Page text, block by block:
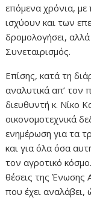
επόμενα χρόνια,
ισχύουν και των
δρομολογήσει,
Συνεταιρισμός.
Επίσης, κατά τη
αναλυτικά απ’
διευθυντή κ. Νίκο
οικονομοτεχνικά
ενημέρωση για τα
και για όλα όσα
τον αγροτικό
θέσεις της Ένωσης
που έχει αναλάβει,